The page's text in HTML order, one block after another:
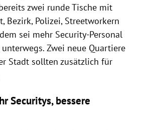
zwei runde Tische mit
Bezirk, Polizei, Streetworkern
sei mehr Security-Personal
Zwei neue Quartiere
Stadt sollten zusätzlich für
Securitys, bessere